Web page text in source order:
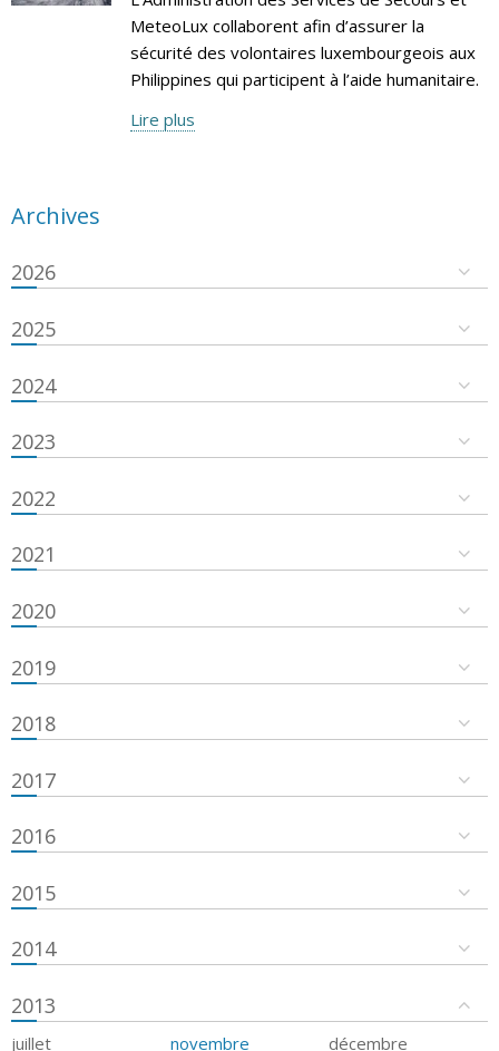
MeteoLux collaborent afin d’assurer la
sécurité des volontaires luxembourgeois aux
Philippines qui participent à l’aide humanitaire.
Lire plus
Archives
2026
2025
2024
2023
2022
2021
2020
2019
2018
2017
2016
2015
2014
2013
juillet novembre décembre